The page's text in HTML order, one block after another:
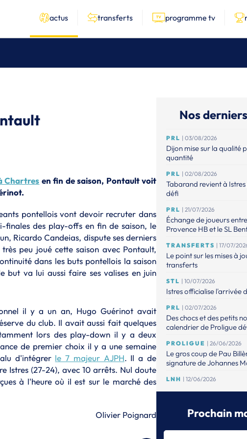
actus transferts programme tv
Chartres en fin de saison, Pontault voit
pontellois vont devoir recruter dans
finales des play-offs en fin de saison, le
Ricardo Candeias, dispute ses derniers
peu joué cette saison avec Pontault,
dans les buts pontellois la saison
but va lui aussi faire ses valises en juin
il y a un an, Hugo Guérinot avait
du club. Il avait aussi fait quelques
lors des play-down il y a deux
de premier choix il y a une semaine
d'intégrer le 7 majeur AJPH. Il a de
Istres (27-24), avec 10 arrêts. Nul doute
à l'heure où il est sur le marché des
Olivier Poignard
Nos
PRL | 03/08/2026
Dijon mise sur la qualité
quantité
PRL | 02/08/2026
Tabarand revient à
défi
PRL | 21/07/2026
Échange de joueurs
Provence HB et le SL
TRANSFERTS | 17/07/
Le point sur les mises à
transferts
STL | 10/07/2026
Istres officialise l'arrivée
PRL | 02/07/2026
Des chocs et des petits
calendrier de Proligue
PROLIGUE | 26/06/2026
Le gros coup de Pau
signature de Johannes
LNH | 12/06/2026
La CNACG a validé les
la ProligueProchain